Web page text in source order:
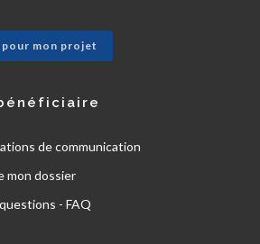
mon projet
de communication
mon dossier
- FAQ